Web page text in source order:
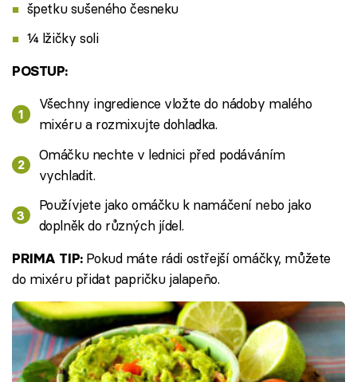
špetku sušeného česneku
¼ lžičky soli
POSTUP:
Všechny ingredience vložte do nádoby malého
mixéru a rozmixujte dohladka.
Omáčku nechte v lednici před podáváním
vychladit.
Používjete jako omáčku k namáčení nebo jako
doplněk do různých jídel.
PRIMA TIP:Pokud máte rádi ostřejší omáčky, můžete
do mixéru přidat papričku jalapeño.